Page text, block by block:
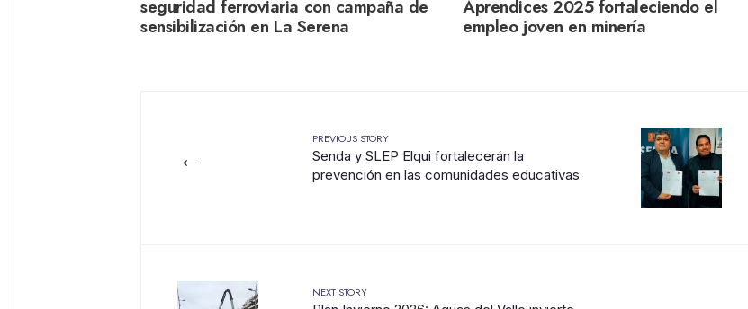
seguridad ferroviaria con campaña de
sensibilización en La Serena
Aprendices 2025 fortaleciendo el
empleo joven en minería
←
PREVIOUS STORY
Senda y SLEP Elqui fortalecerán la
prevención en las comunidades educativas
NEXT STORY